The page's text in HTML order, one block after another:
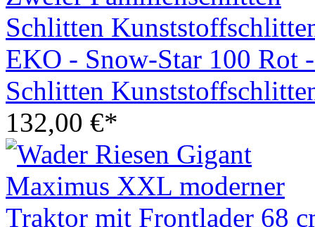
EKO - Snow-Star 100 Rot
Schlitten
132,00 €*